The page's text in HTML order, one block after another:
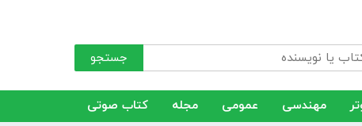
جستجو
مهندسی عمومی مجله کتاب صوتی